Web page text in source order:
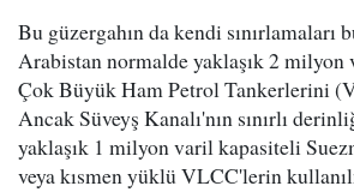
Bu güzergahın da kendi sınırlamaları
Arabistan normalde yaklaşık 2 milyon
Çok Büyük Ham Petrol Tankerlerini
Ancak Süveyş Kanalı'nın sınırlı
yaklaşık 1 milyon varil kapasiteli
veya kısmen yüklü VLCC'lerin